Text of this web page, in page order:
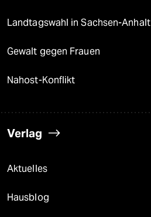
Landtagswahl in Sachsen-Anhalt
Gewalt gegen Frauen
Nahost-Konflikt
Verlag
Aktuelles
Hausblog